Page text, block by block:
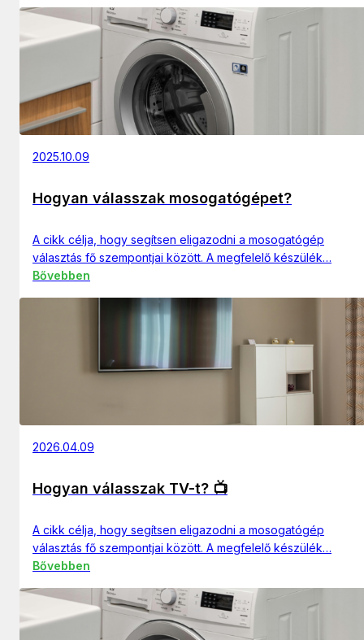
2025.10.09
Hogyan válasszak mosogatógépet?
A cikk célja, hogy segítsen eligazodni a mosogatógép
választás fő szempontjai között. A megfelelő készülék…
Bővebben
2026.04.09
Hogyan válasszak TV-t? 📺
A cikk célja, hogy segítsen eligazodni a mosogatógép
választás fő szempontjai között. A megfelelő készülék…
Bővebben